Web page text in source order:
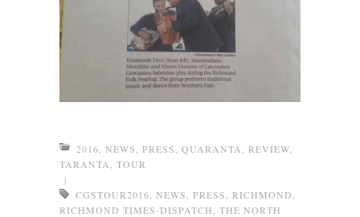
2016 NEWS PRESS QUARANTA REVIEW
TARANTA
TOUR
|
CGSTOUR2016 NEWS PRESS RICHMOND
RICHMOND TIMES-DISPATCH
THE NORTH